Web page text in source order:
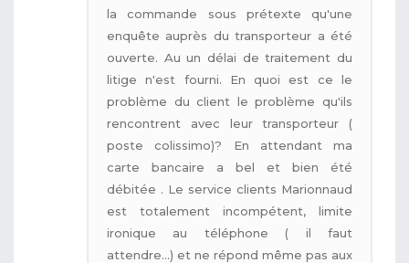
la commande sous prétexte qu'une
enquête auprès du transporteur a été
ouverte. Au un délai de traitement du
litige n'est fourni. En quoi est ce le
problème du client le problème qu'ils
rencontrent avec leur transporteur (
poste colissimo)? En attendant ma
carte bancaire a bel et bien été
débitée . Le service clients Marionnaud
est totalement incompétent, limite
ironique au téléphone ( il faut
attendre...) et ne répond même pas aux